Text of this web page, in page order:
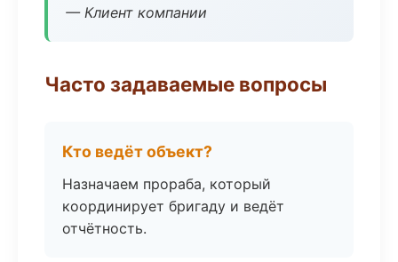
— Клиент компании
Часто задаваемые вопросы
Кто ведёт объект?
Назначаем прораба, который
координирует бригаду и ведёт
отчётность.